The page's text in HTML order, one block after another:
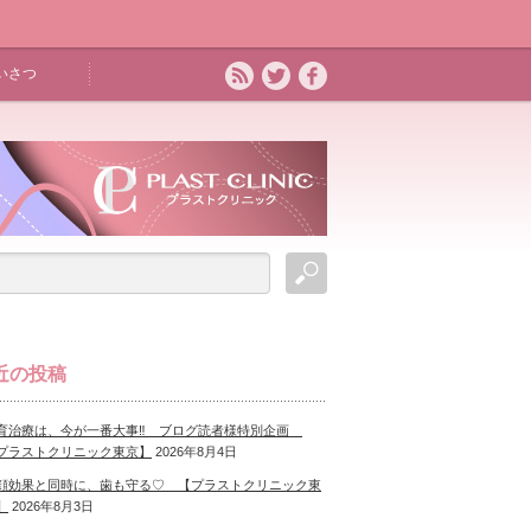
さつ
の投稿
治療は、今が一番大事‼ ブログ読者様特別企画
ラストクリニック東京】
2026年8月4日
効果と同時に、歯も守る♡ 【プラストクリニック東
2026年8月3日